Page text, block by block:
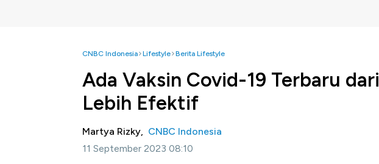
CNBC Indonesia Lifestyle Berita Lifestyle
Ada Vaksin Covid-19 Terbaru
Lebih Efektif
Martya Rizky, CNBC Indonesia
11 September 2023 08:10